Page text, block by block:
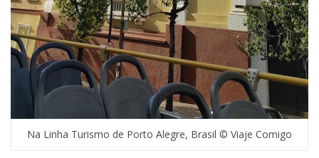
Na Linha Turismo de Porto Alegre, Brasil © Viaje Comigo